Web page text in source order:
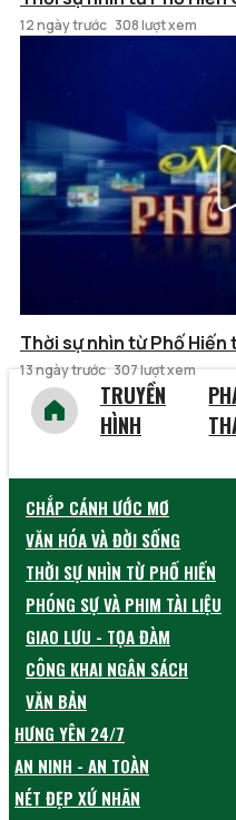
12 ngày trước 308 lượt xem
Thời sự nhìn từ Phố
13 ngày trước 307 lượt xem
TRUYỀN
HÌNH
CHẮP CÁNH ƯỚC MƠ
VĂN HÓA VÀ ĐỜI SỐNG
THỜI SỰ NHÌN TỪ PHỐ HIẾN
PHÓNG SỰ VÀ PHIM TÀI LIỆU
GIAO LƯU - TỌA ĐÀM
CÔNG KHAI NGÂN SÁCH
VĂN BẢN
HƯNG YÊN 24/7
AN NINH - AN TOÀN
NÉT ĐẸP XỨ NHÃN